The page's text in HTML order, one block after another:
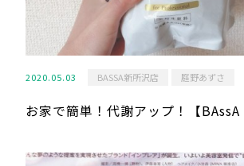
2020.05.03 BASSA新所沢店 庭野あずさ
お家で簡単！代謝アップ！【BAssA